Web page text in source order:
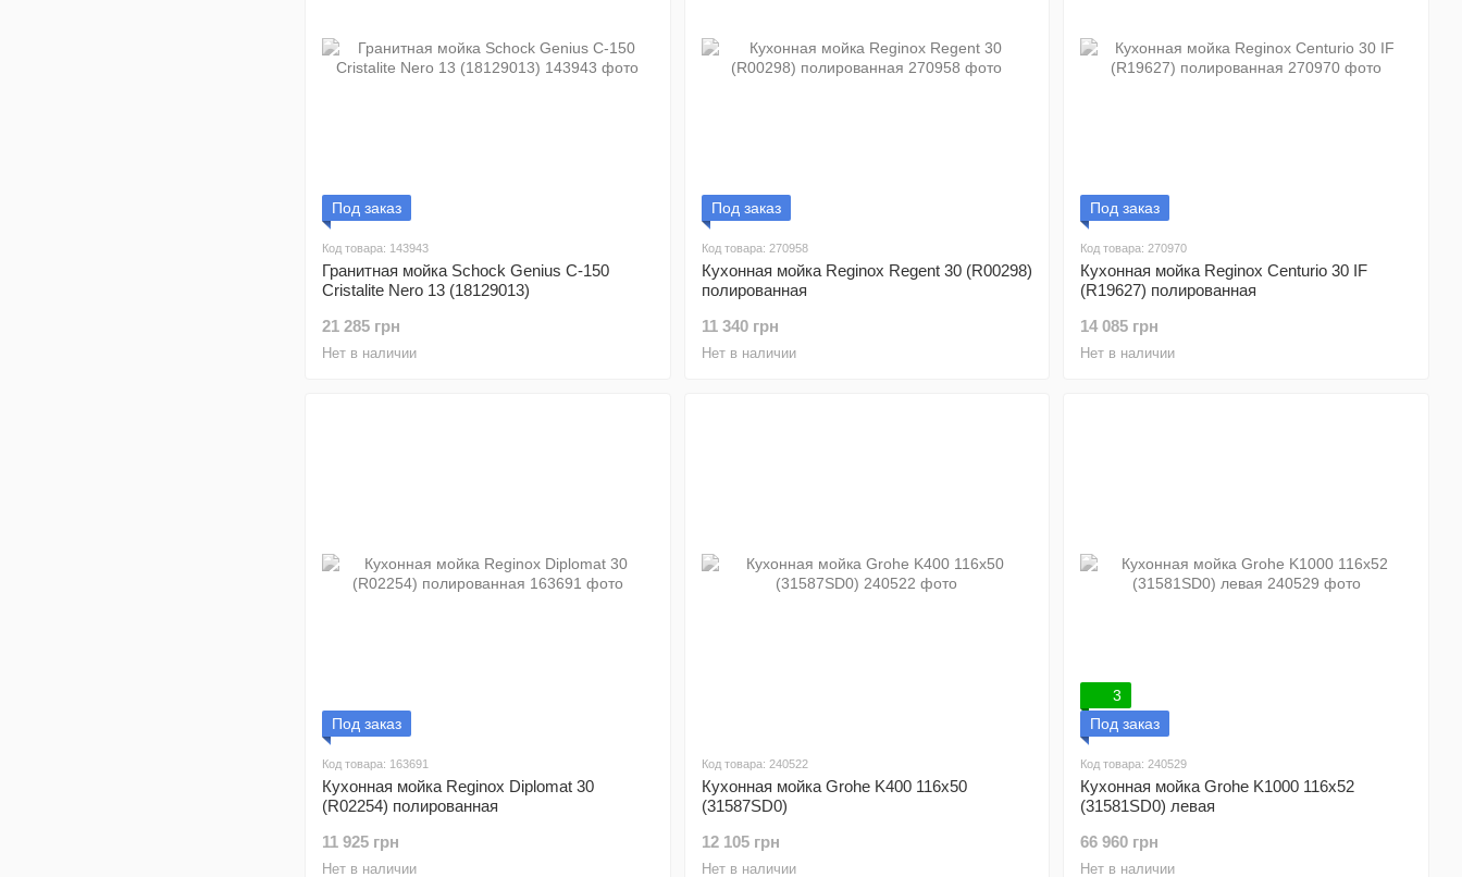
Под заказ
Код товара: 143943
Гранитная мойка Schock Genius C-150
Cristalite Nero 13 (18129013)
21 285 грн
Нет в наличии
Под заказ
Код товара: 270958
Кухонная мойка Reginox Regent 30 (R00298)
полированная
11 340 грн
Нет в наличии
Под заказ
Код товара: 270970
Кухонная мойка Reginox Centurio 30 IF
(R19627) полированная
14 085 грн
Нет в наличии
Под заказ
Код товара: 163691
Кухонная мойка Reginox Diplomat 30
(R02254) полированная
11 925 грн
Нет в наличии
Код товара: 240522
Кухонная мойка Grohe K400 116x50
(31587SD0)
12 105 грн
Нет в наличии
3
Под заказ
Код товара: 240529
Кухонная мойка Grohe K1000 116x52
(31581SD0) левая
66 960 грн
Нет в наличии